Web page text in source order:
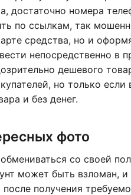
достаточно номера
по ссылкам, так
средства, но и
непосредственно в
дешевого
но только
и без денег.
фото
со своей
может быть взломан,
получения